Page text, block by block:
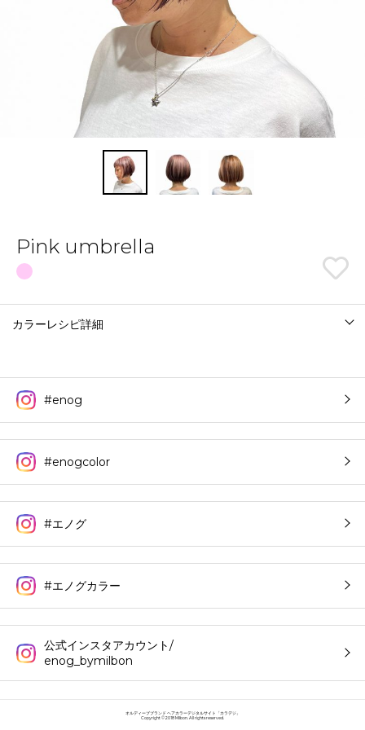
Pink umbrella
カラーレシピ詳細
#enog
#enogcolor
#エノグ
#エノグカラー
公式インスタアカウント/
enog_bymilbon
オルディーブブランド ヘアカラーデジタルサイト「カラデジ」
Copyright © 2018 Milbon. All rights reserved.